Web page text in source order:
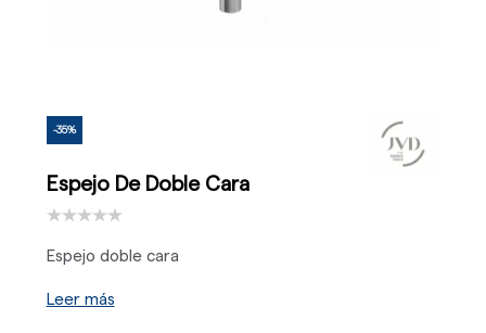
-35%
Espejo De Doble Cara
Espejo doble cara
Leer más